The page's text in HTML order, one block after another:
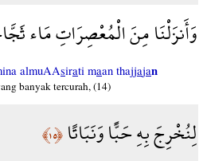
وَأَنزَلْنَا مِنَ الْمُعْصِرَاتِ مَاء
almuAAsirati maan thajjajan
banyak tercurah, (14)
لِنُخْرِجَ بِهِ حَبًّا وَنَبَاتًا﴿١٥﴾